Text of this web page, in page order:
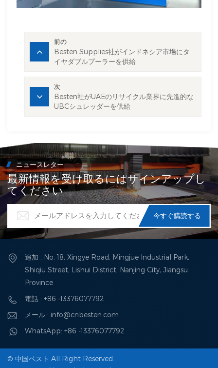
前の
Besten Supplies社がインドネシア市場にタ
イヤダブルプーラーを供給
次
Besten社がUAEのリサイクル業界に先進的な
UBCシュレッダーを供給
ニュースレター
最新情報を受け取るにはサインアップし
てください
追加 : No. 18, Xingye Road, Mingjue Industrial Park,
Shiqiu Street, Lishui District, Nanjing City, Jiangsu
Province
電話 : +86 -13376077792
メール : info@cnbesten.com
WhatsApp: +86 -13376077792
© 中国ベスト All Right Reserved.